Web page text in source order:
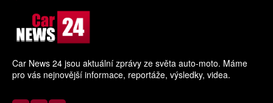
Car News 24 jsou aktuální zprávy ze světa auto-moto. Máme
pro vás nejnovější informace, reportáže, výsledky, videa.